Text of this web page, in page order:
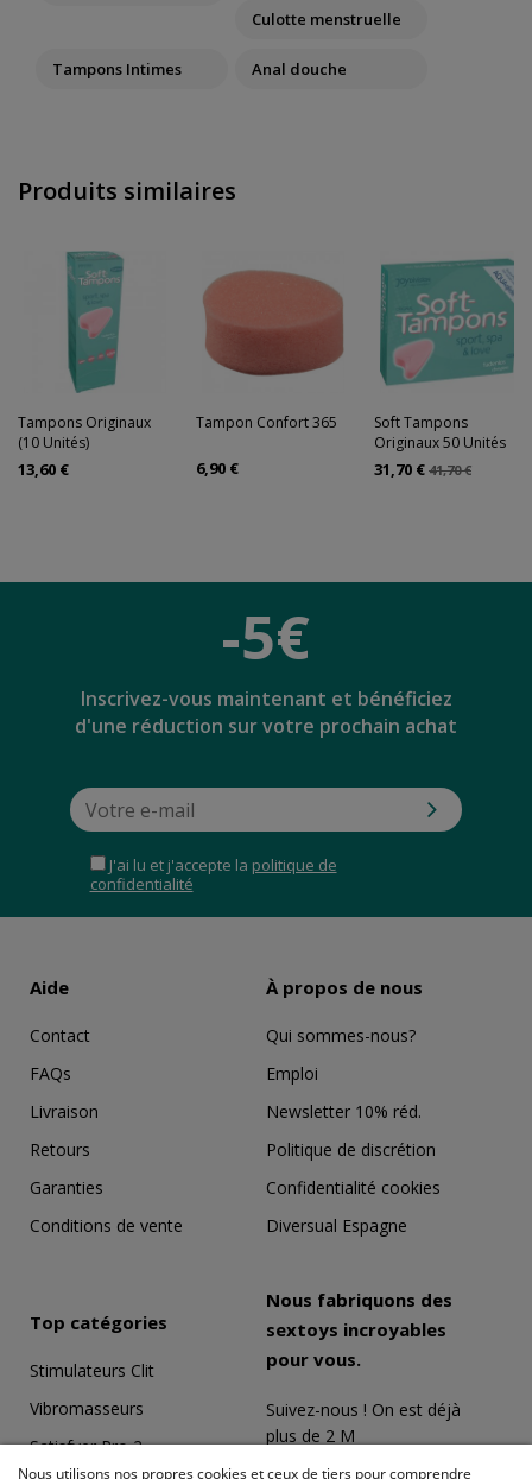
Culotte menstruelle
Tampons Intimes Anal douche
Produits similaires
Tampons Originaux
(10 Unités)
13,60 €
Tampon Confort 365
6,90 €
Soft Tampons
Originaux 50 Unités
31,70 € 41,70 €
-5€
Inscrivez-vous maintenant et bénéficiez
d'une réduction sur votre prochain achat
J'ai lu et j'accepte la politique de
confidentialité
Aide
Contact
FAQs
Livraison
Retours
Garanties
Conditions de vente
À propos de nous
Qui sommes-nous?
Emploi
Newsletter 10% réd.
Politique de discrétion
Confidentialité cookies
Diversual Espagne
Top catégories
Stimulateurs Clit
Vibromasseurs
Satisfyer Pro 2
Nous fabriquons des
sextoys incroyables
pour vous.
Suivez-nous ! On est déjà
plus de 2 M
Nous utilisons nos propres cookies et ceux de tiers pour comprendre